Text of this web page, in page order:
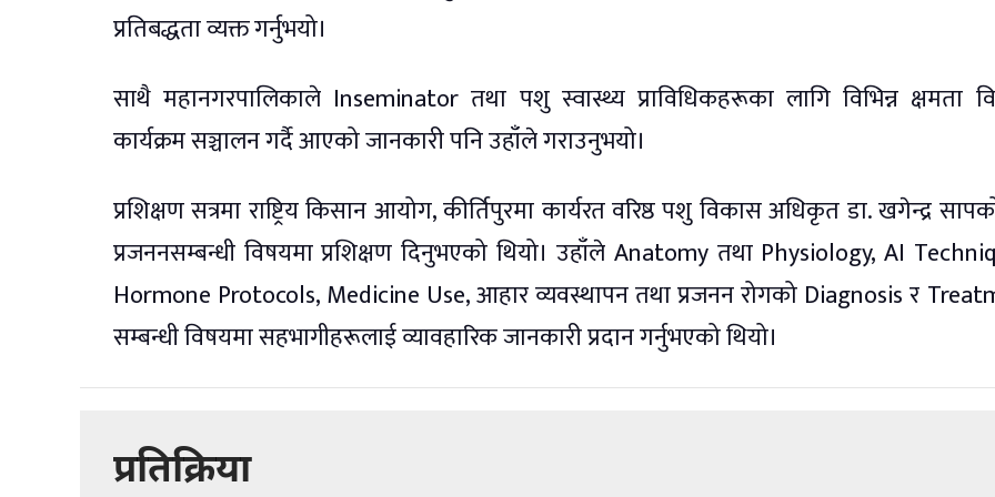
प्रतिबद्धता व्यक्त गर्नुभयो।
साथै महानगरपालिकाले Inseminator तथा पशु स्वास्थ्य प्राविधिकहरूका लागि विभिन्न क्षमता
कार्यक्रम सञ्चालन गर्दै आएको जानकारी पनि उहाँले गराउनुभयो।
प्रशिक्षण सत्रमा राष्ट्रिय किसान आयोग, कीर्तिपुरमा कार्यरत वरिष्ठ पशु विकास अधिकृत डा. खगेन्द्र
प्रजननसम्बन्धी विषयमा प्रशिक्षण दिनुभएको थियो। उहाँले Anatomy तथा Physiology, AI
Hormone Protocols, Medicine Use, आहार व्यवस्थापन तथा प्रजनन रोगको Diagnosis र
सम्बन्धी विषयमा सहभागीहरूलाई व्यावहारिक जानकारी प्रदान गर्नुभएको थियो।
प्रतिक्रिया